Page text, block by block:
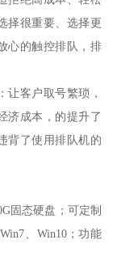
择很重要、选择更
心的触控排队，排
让客户取号繁琐，
济成本，的提升了
背了使用排队机的
固态硬盘；可定制
、Win10；功能